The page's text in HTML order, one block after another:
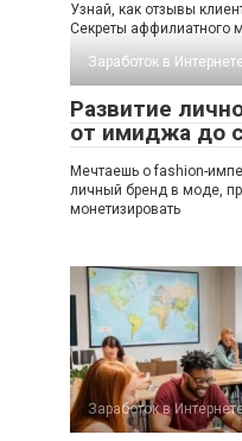
Узнай, как отзывы
Секреты аффилиатного
Заработок в Интернете
Развитие
от имиджа до
Мечтаешь о fashion-
личный бренд в моде,
монетизировать
Заработок в